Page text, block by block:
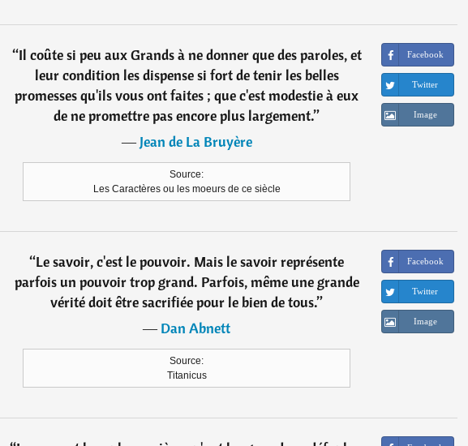
“Il coûte si peu aux Grands à ne donner que des paroles, et
leur condition les dispense si fort de tenir les belles
promesses qu'ils vous ont faites ; que c'est modestie à eux
de ne promettre pas encore plus largement.”
―Jean de La Bruyère
Source:
Les Caractères ou les moeurs de ce siècle
Facebook
Twitter
Image
“Le savoir, c'est le pouvoir. Mais le savoir représente
parfois un pouvoir trop grand. Parfois, même une grande
vérité doit être sacrifiée pour le bien de tous.”
―Dan Abnett
Source:
Titanicus
Facebook
Twitter
Image